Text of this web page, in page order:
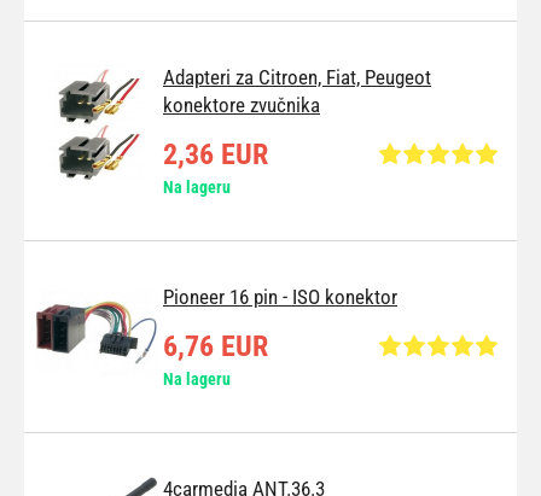
Adapteri za Citroen, Fiat, Peugeot
konektore zvučnika
2,36 EUR
Na lageru
Pioneer 16 pin - ISO konektor
6,76 EUR
Na lageru
4carmedia ANT.36.3